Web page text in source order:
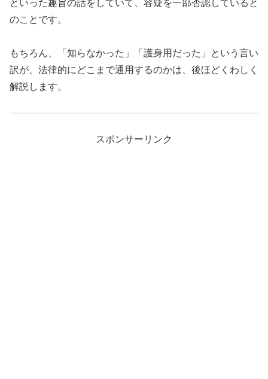
といった趣旨の話をしていて、容疑を一部否認していると
のことです。
もちろん、「知らなかった」「護身用だった」という言い
訳が、法律的にどこまで通用するのかは、後ほどくわしく
解説します。
スポンサーリンク